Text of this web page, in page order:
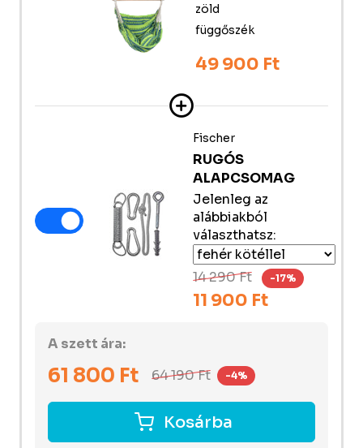
zöld
függőszék
49 900 Ft
Fischer
RUGÓS
ALAPCSOMAG
Jelenleg az
alábbiakból
választhatsz:
14 290 Ft -17%
11 900 Ft
A szett ára:
61 800 Ft 64 190Ft -4%
Kosárba